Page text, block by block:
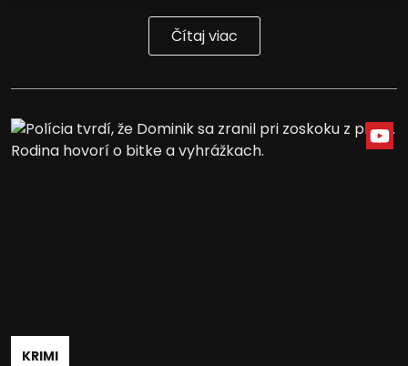
Čítaj viac
KRIMI